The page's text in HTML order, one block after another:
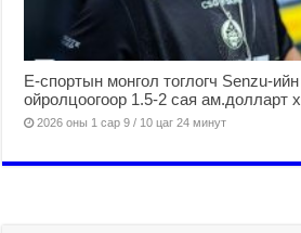
Е-спортын монгол тоглогч Senzu-ийн
ойролцоогоор 1.5-2 сая ам.долларт
2026 оны 1 сар 9 / 10 цаг 24 минут